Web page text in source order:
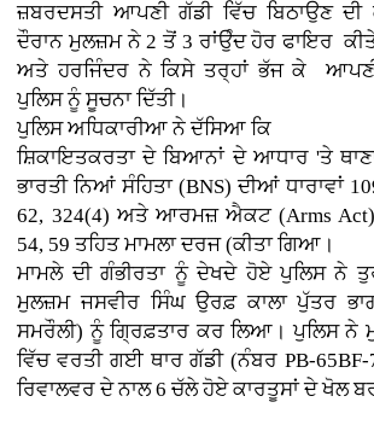
ਜ਼ਬਰਦਸਤੀ ਆਪਣੀ ਗੱਡੀ ਵਿੱਚ ਬਿਠਾਉਣ ਦੀ
ਦੌਰਾਨ ਮੁਲਜ਼ਮ ਨੇ 2 ਤੋਂ 3 ਰਾਂਉੰਦ ਹੋਰ ਫਾਇਰ
ਅਤੇ ਹਰਜਿੰਦਰ ਨੇ ਕਿਸੇ ਤਰ੍ਹਾਂ ਭੱਜ ਕੇ
ਪੁਲਿਸ ਨੂੰ ਸੂਚਨਾ ਦਿੱਤੀ।
ਪੁਲਿਸ ਅਧਿਕਾਰੀਆ ਨੇ ਦੱਸਿਆ ਕਿ
ਸ਼ਿਕਾਇਤਕਰਤਾ ਦੇ ਬਿਆਨਾਂ ਦੇ ਆਧਾਰ 'ਤੇ
ਭਾਰਤੀ ਨਿਆਂ ਸੰਹਿਤਾ (BNS) ਦੀਆਂ ਧਾਰਾਵਾਂ
62, 324(4) ਅਤੇ ਆਰਮਜ਼ ਐਕਟ (Arms Act)
54, 59 ਤਹਿਤ ਮਾਮਲਾ ਦਰਜ (ਕੀਤਾ ਗਿਆ।
ਮਾਮਲੇ ਦੀ ਗੰਭੀਰਤਾ ਨੂੰ ਦੇਖਦੇ ਹੋਏ ਪੁਲਿਸ ਨੇ
ਮੁਲਜ਼ਮ ਜਸਵੀਰ ਸਿੰਘ ਉਰਫ਼ ਕਾਲਾ ਪੁੱਤਰ
ਸਮਰੌਲੀ) ਨੂੰ ਗ੍ਰਿਫ਼ਤਾਰ ਕਰ ਲਿਆ। ਪੁਲਿਸ ਨੇ
ਵਿੱਚ ਵਰਤੀ ਗਈ ਥਾਰ ਗੱਡੀ (ਨੰਬਰ PB-
ਰਿਵਾਲਵਰ ਦੇ ਨਾਲ 6 ਚੱਲੇ ਹੋਏ ਕਾਰਤੂਸਾਂ ਦੇ ਖੋਲ